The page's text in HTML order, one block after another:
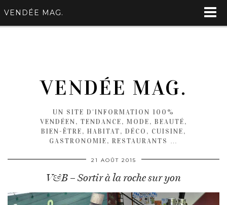
VENDÉE MAG.
VENDÉE MAG.
UN SITE D'INFORMATION 100%
VENDÉEN, TENDANCE, MODE, BEAUTÉ,
BIEN-ÊTRE, HABITAT, DÉCO, CUISINE,
GASTRONOMIE, RESTAURANTS …
21 AOÛT 2015
V&B – Sortir à la roche sur yon